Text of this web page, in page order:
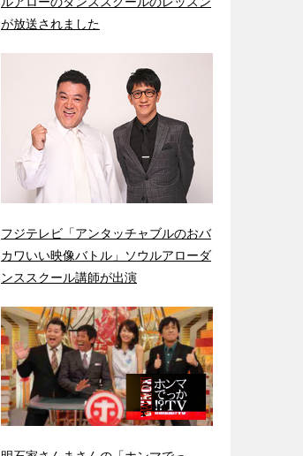
が放送されました
フジテレビ「アンタッチャブルのおバ
カワいい映像バトル」ソウルアローダ
ンススクール講師が出演